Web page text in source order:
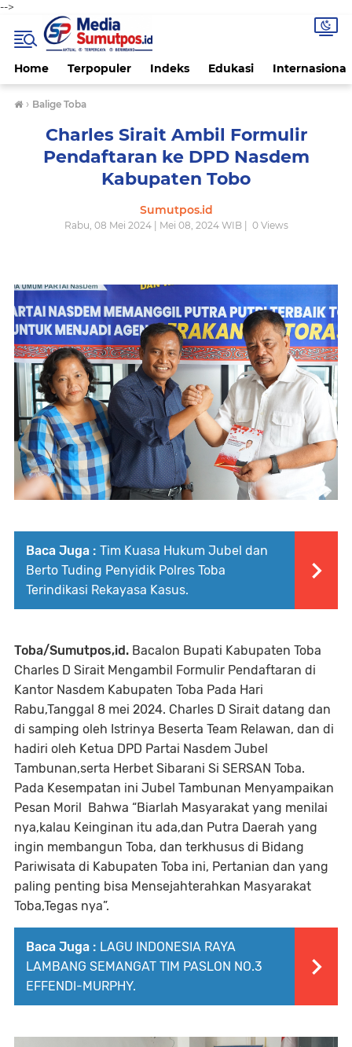
-->
Home Terpopuler Indeks Edukasi Internasional
› Balige Toba
Charles Sirait Ambil Formulir
Pendaftaran ke DPD Nasdem
Kabupaten Tobo
Sumutpos.id
Rabu, 08 Mei 2024 | Mei 08, 2024 WIB | 0Views
Baca Juga : Tim Kuasa Hukum Jubel dan
Berto Tuding Penyidik Polres Toba
Terindikasi Rekayasa Kasus.
Toba/Sumutpos,id. Bacalon Bupati Kabupaten Toba
Charles D Sirait Mengambil Formulir Pendaftaran di
Kantor Nasdem Kabupaten Toba Pada Hari
Rabu,Tanggal 8 mei 2024. Charles D Sirait datang dan
di samping oleh Istrinya Beserta Team Relawan, dan di
hadiri oleh Ketua DPD Partai Nasdem Jubel
Tambunan,serta Herbet Sibarani Si SERSAN Toba.
Pada Kesempatan ini Jubel Tambunan Menyampaikan
Pesan Moril Bahwa “Biarlah Masyarakat yang menilai
nya,kalau Keinginan itu ada,dan Putra Daerah yang
ingin membangun Toba, dan terkhusus di Bidang
Pariwisata di Kabupaten Toba ini, Pertanian dan yang
paling penting bisa Mensejahterahkan Masyarakat
Toba,Tegas nya”.
Baca Juga : LAGU INDONESIA RAYA
LAMBANG SEMANGAT TIM PASLON NO.3
EFFENDI-MURPHY.